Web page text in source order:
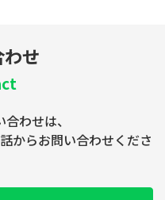
せ
わせは、
からお問い合わせくださ